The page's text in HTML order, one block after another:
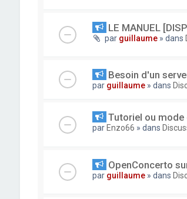
LE MANUEL
par guillaume » dans
Besoin d'un
par guillaume » dans
Tutoriel ou
par Enzo66 » dans
OpenConcerto
par guillaume » dans